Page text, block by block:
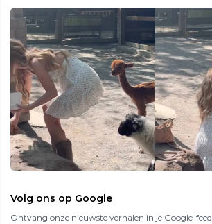
Volg ons op Google
Ontvang onze nieuwste verhalen in je Google-feed